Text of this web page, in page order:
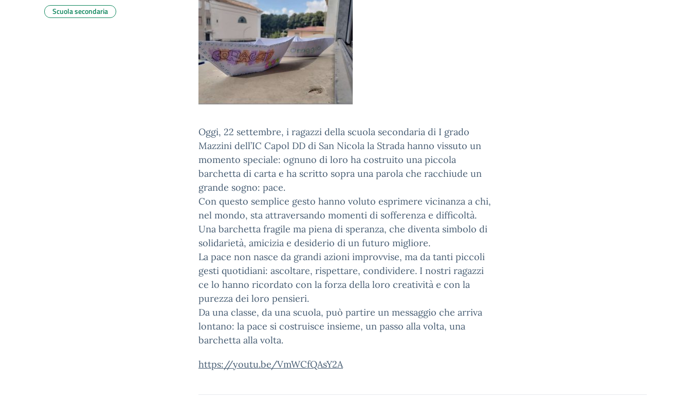
Oggi, 22 settembre, i ragazzi della scuola secondaria di I grado
Mazzini dell’IC Capol DD di San Nicola la Strada hanno vissuto un
momento speciale: ognuno di loro ha costruito una piccola
barchetta di carta e ha scritto sopra una parola che racchiude un
grande sogno: pace.
Con questo semplice gesto hanno voluto esprimere vicinanza a chi,
nel mondo, sta attraversando momenti di sofferenza e difficoltà.
Una barchetta fragile ma piena di speranza, che diventa simbolo di
solidarietà, amicizia e desiderio di un futuro migliore.
La pace non nasce da grandi azioni improvvise, ma da tanti piccoli
gesti quotidiani: ascoltare, rispettare, condividere. I nostri ragazzi
ce lo hanno ricordato con la forza della loro creatività e con la
purezza dei loro pensieri.
Da una classe, da una scuola, può partire un messaggio che arriva
lontano: la pace si costruisce insieme, un passo alla volta, una
barchetta alla volta.
https://youtu.be/VmWCfQAsY2A
Scuola secondaria